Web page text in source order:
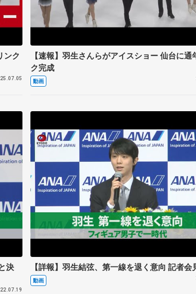
ンク
【速報】羽生さんらがアイスショー 仙台に通
ク完成
動画
決 【詳報】羽生結弦、第一線を退く意向 記者会
動画